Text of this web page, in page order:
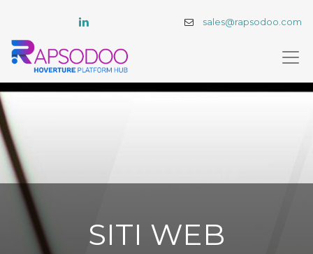
sales@rapsodoo.com
SITI WEB